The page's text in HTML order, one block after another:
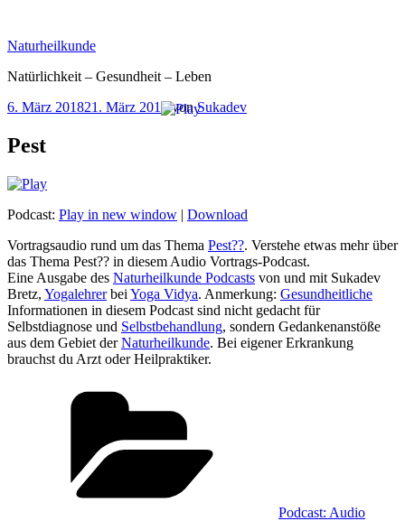
springen
Naturheilkunde
Natürlichkeit – Gesundheit – Leben
Veröffentlicht
6. März 201821. März 2018vonSukadev
Pest
Podcast: Play in new window | Download
Vortragsaudio rund um das Thema Pest??. Verstehe etwas mehr über
das Thema Pest?? in diesem Audio Vortrags-Podcast.
Eine Ausgabe des Naturheilkunde Podcasts von und mit Sukadev
Bretz, Yogalehrerbei Yoga Vidya. Anmerkung: Gesundheitliche
Informationen in diesem Podcast sind nicht gedacht für
Selbstdiagnose und Selbstbehandlung, sondern Gedankenanstöße
aus dem Gebiet derNaturheilkunde. Bei eigener Erkrankung
brauchst du Arzt oder Heilpraktiker.
Podcast: Audio